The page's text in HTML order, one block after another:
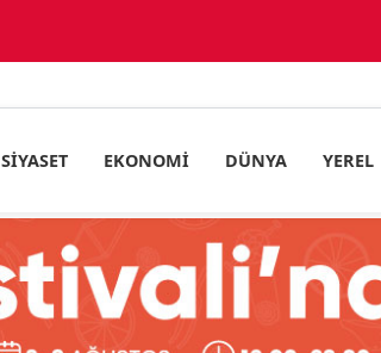
SIYASET EKONOMI DÜNYA YEREL